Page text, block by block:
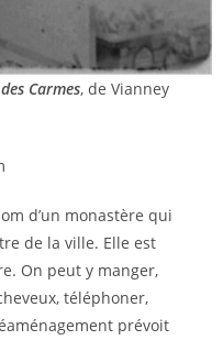
Carmes, de Vianney
d’un monastère qui
de la ville. Elle est
On peut y manger,
téléphoner,
prévoit